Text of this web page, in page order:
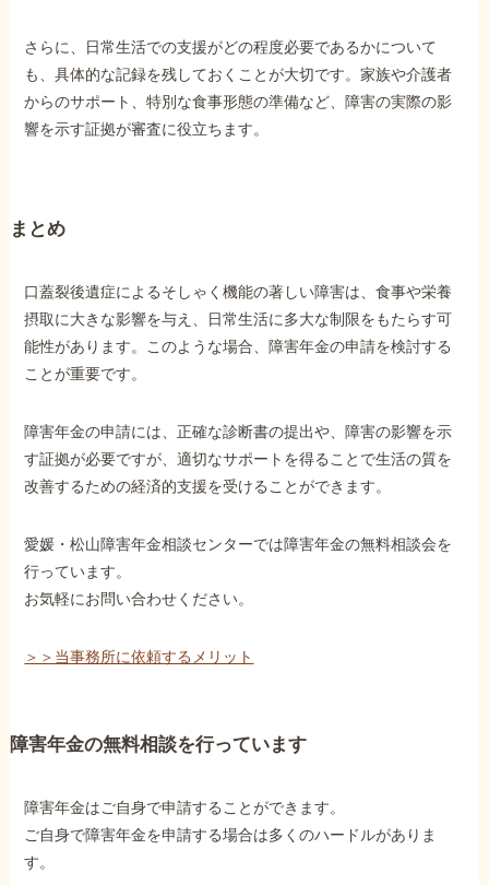
さらに、日常生活での支援がどの程度必要であるかについて
も、具体的な記録を残しておくことが大切です。家族や介護者
からのサポート、特別な食事形態の準備など、障害の実際の影
響を示す証拠が審査に役立ちます。
まとめ
口蓋裂後遺症によるそしゃく機能の著しい障害は、食事や栄養
摂取に大きな影響を与え、日常生活に多大な制限をもたらす可
能性があります。このような場合、障害年金の申請を検討する
ことが重要です。
障害年金の申請には、正確な診断書の提出や、障害の影響を示
す証拠が必要ですが、適切なサポートを得ることで生活の質を
改善するための経済的支援を受けることができます。
愛媛・松山障害年金相談センターでは障害年金の無料相談会を
行っています。
お気軽にお問い合わせください。
＞＞当事務所に依頼するメリット
障害年金の無料相談を行っています
障害年金はご自身で申請することができます。
ご自身で障害年金を申請する場合は多くのハードルがありま
す。